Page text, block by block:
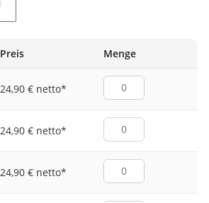
Preis Menge
24,90 € netto*
24,90 € netto*
24,90 € netto*